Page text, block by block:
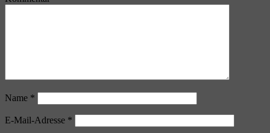
Name *
E-Mail-Adresse *